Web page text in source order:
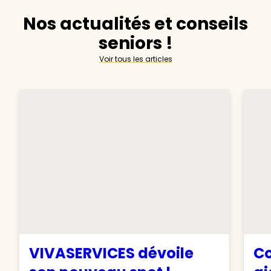
Nos actualités et conseils
seniors !
Voir tous les articles
VIVASERVICES dévoile